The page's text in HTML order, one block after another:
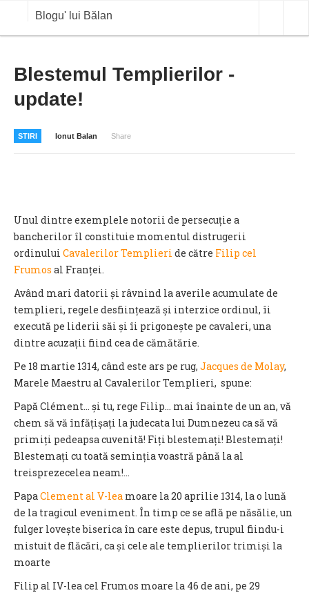
Blogu' lui Bălan
OPINII
ANALIZE
COTATII BVB
Blestemul Templierilor -
update!
STIRI Ionut Balan Share
Unul dintre exemplele notorii de persecuție a
bancherilor îl constituie momentul distrugerii
ordinului Cavalerilor Templieri de către Filip cel
Frumos al Franței.
Având mari datorii și râvnind la averile acumulate de
templieri, regele desființeazăși interzice ordinul, îi
execută pe liderii săi și îi prigonește pe cavaleri, una
dintre acuzații fiind cea de cămătărie.
Pe 18 martie 1314, când este ars pe rug, Jacques de Molay,
Marele Maestru al Cavalerilor Templieri, spune:
Papă Clément… și tu, rege Filip… mai înainte de un an, vă
chem să vă înfățișați la judecata lui Dumnezeu ca să vă
primiți pedeapsa cuvenită! Fiți blestemați! Blestemați!
Blestemați cu toată seminția voastră până la al
treisprezecelea neam!…
PapaClement al V-lea moare la 20 aprilie 1314, la o lună
de la tragicul eveniment. În timp ce se află pe năsălie, un
fulger lovește biserica în care este depus, trupul fiindu-i
mistuit de flăcări, ca și cele ale templierilor trimiși la
moarte
Filip al IV-lea cel Frumos moare la 46 de ani, pe 29